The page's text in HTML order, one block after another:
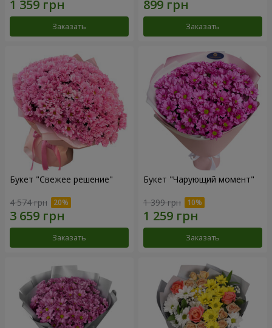
Заказать Заказать
Букет "Свежее решение"
4 574 грн
Заказать
Букет "Чарующий момент"
1 399 грн
Заказать